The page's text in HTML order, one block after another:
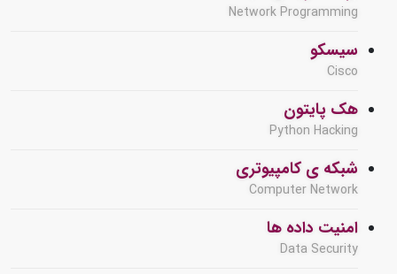
Network Programming
سیسکو
Cisco
هک پایتون
Python Hacking
شبکه ی کامپیوتری
Computer Network
امنیت داده ها
Data Security